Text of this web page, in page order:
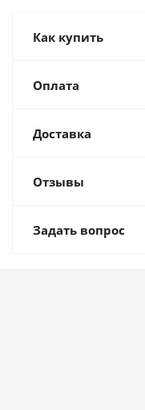
Как купить
Оплата
Доставка
Отзывы
Задать вопрос